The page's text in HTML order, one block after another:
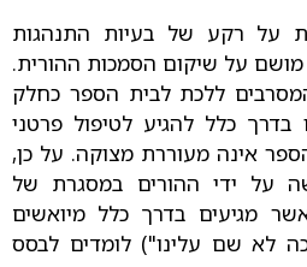
על רקע של בעיות התנהגות
על שיקום הסמכות ההורית.
ללכת לבית הספר כחלק
כלל להגיע לטיפול פרטני
אינה מעוררת מצוקה. על כן,
על ידי ההורים במסגרת של
מגיעים בדרך כלל מיואשים
לא שם עלינו") לומדים לבסס